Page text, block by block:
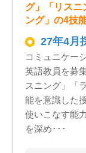
グ」「リスニ
ング」の4技
27年4月
コミュニケー
英語教員を募
スニング」「
能を意識した
使いこなす能
を深め･･･